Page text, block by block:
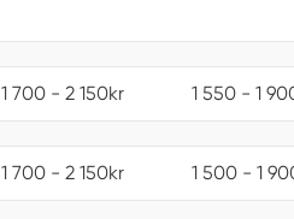
1 700 - 2 150kr 1 550 - 1
1 700 - 2 150kr 1 500 - 1